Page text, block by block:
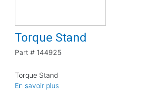
Torque Stand
Part # 144925
Torque Stand
En savoir plus